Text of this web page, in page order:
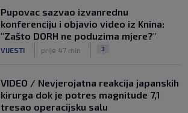
Pupovac sazvao izvanrednu
konferenciju i objavio video iz Knina:
"Zašto DORH ne poduzima mjere?"
VIJESTI prije 47 min 3
VIDEO / Nevjerojatna reakcija japanskih
kirurga dok je potres magnitude 7,1
tresao operacijsku salu